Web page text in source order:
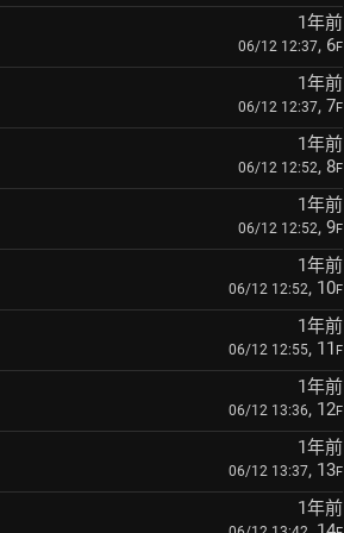
1年前
06/12 12:37, 6F
1年前
06/12 12:37, 7F
1年前
06/12 12:52, 8F
1年前
06/12 12:52, 9F
1年前
06/12 12:52, 10F
1年前
06/12 12:55, 11 F
1年前
06/12 13:36, 12F
1年前
06/12 13:37, 13F
1年前